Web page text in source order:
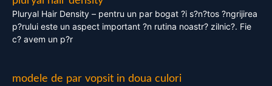
Pluryal Hair Density – pentru un par bogat ?i s?n?tos ?ngrijirea
p?rului este un aspect important ?n rutina noastr? zilnic?. Fie
c? avem un p?r
modele de par vopsit in doua culori